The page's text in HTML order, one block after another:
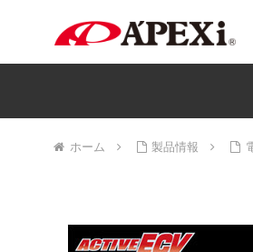
ホーム 製品情報